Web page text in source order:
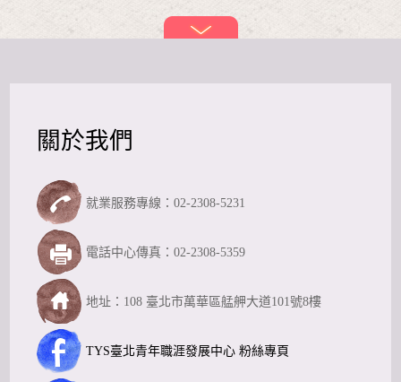
關於我們
就業服務專線：02-2308-5231
TYS臺北青年職涯發展中心 粉絲專頁
電話中心傳真：02-2308-5359
地址：108 臺北市萬華區艋舺大道101號8樓